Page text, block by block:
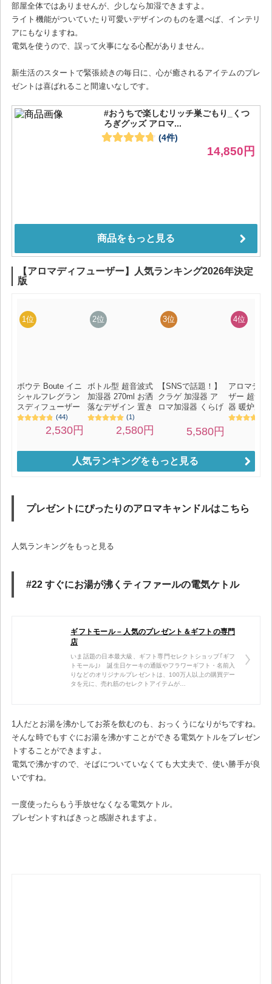
部屋全体ではありませんが、少しなら加湿できますよ。
ライト機能がついていたり可愛いデザインのものを選べば、インテリ
アにもなりますね。
電気を使うので、誤って火事になる心配がありません。
新生活のスタートで緊張続きの毎日に、心が癒されるアイテムのプレ
ゼントは喜ばれること間違いなしです。
人気ランキングをもっと見る
プレゼントにぴったりのアロマキャンドルはこちら
人気ランキングをもっと見る
#22 すぐにお湯が沸くティファールの電気ケトル
ギフトモール – 人気のプレゼント＆ギフトの専門
店
いま話題の日本最大級、ギフト専門セレクトショップ｢ギフ
トモール｣♪ 誕生日ケーキの通販やフラワーギフト・名前入
りなどのオリジナルプレゼントは、100万人以上の購買デー
タを元に、売れ筋のセレクトアイテムが…
1人だとお湯を沸かしてお茶を飲むのも、おっくうになりがちですね。
そんな時でもすぐにお湯を沸かすことができる電気ケトルをプレゼン
トすることができますよ。
電気で沸かすので、そばについていなくても大丈夫で、使い勝手が良
いですね。
一度使ったらもう手放せなくなる電気ケトル。
プレゼントすればきっと感謝されますよ。